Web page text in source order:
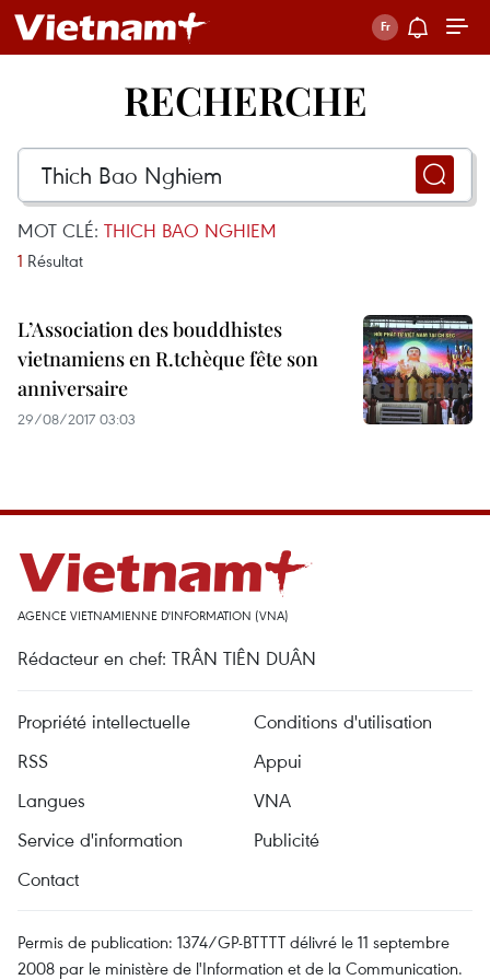
RECHERCHE
MOT CLÉ: THICH BAO NGHIEM
1 Résultat
L’Association des bouddhistes
vietnamiens en R.tchèque fête son
anniversaire
29/08/2017 03:03
AGENCE VIETNAMIENNE D'INFORMATION (VNA)
Rédacteur en chef: TRÂN TIÊN DUÂN
Propriété intellectuelle
Conditions d'utilisation
RSS
Appui
Langues
VNA
Service d'information
Publicité
Contact
Permis de publication: 1374/GP-BTTTT délivré le 11 septembre
2008 par le ministère de l'Information et de la Communication.